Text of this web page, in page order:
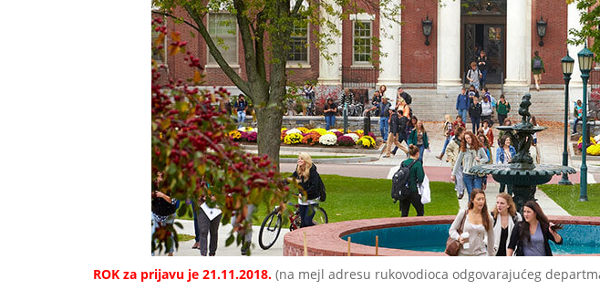
ROK za prijavu je 21.11.2018. (na mejl adresu rukovodioca odgovarajućeg